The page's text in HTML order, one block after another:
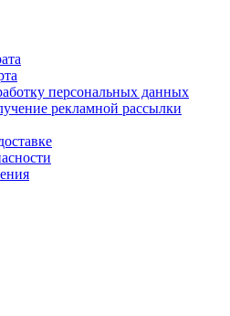
персональных данных
рекламной рассылки